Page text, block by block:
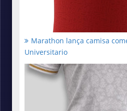
Marathon lança camisa
Universitario